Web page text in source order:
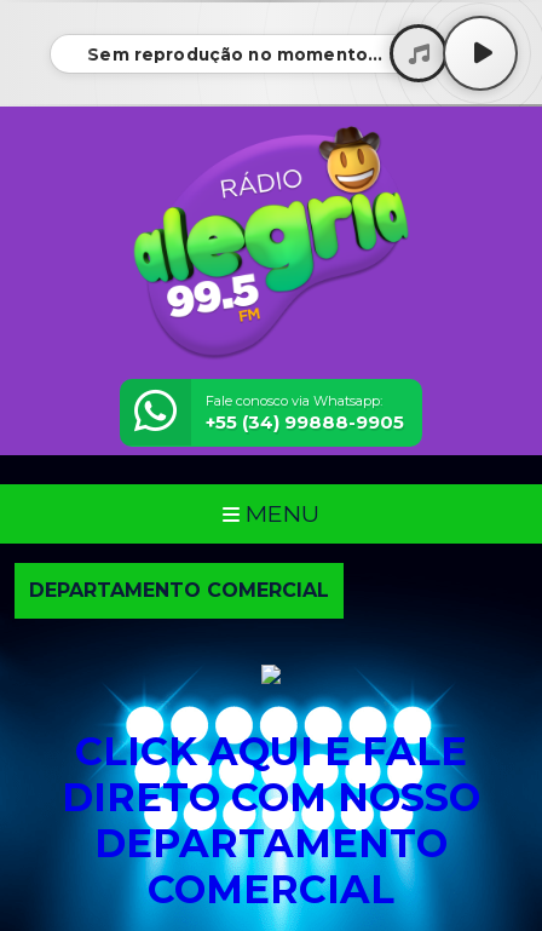
Sem reprodução no momento...
Fale conosco via Whatsapp:
+55 (34) 99888-9905
MENU
DEPARTAMENTO COMERCIAL
CLICK AQUI E FALE
DIRETO COM NOSSO
DEPARTAMENTO
COMERCIAL